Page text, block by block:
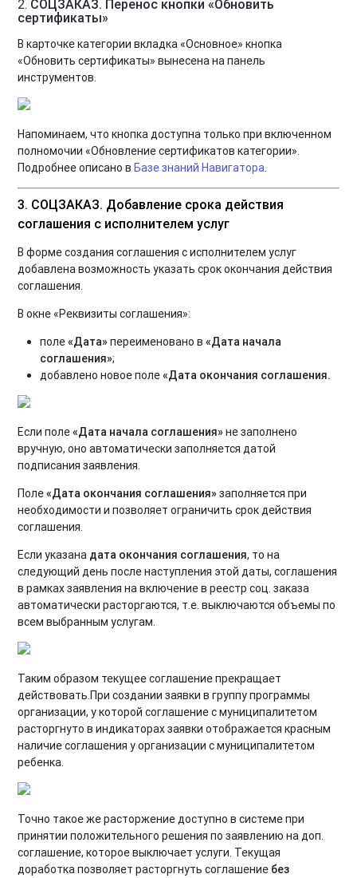
2. СОЦЗАКАЗ. Перенос кнопки «Обновить
сертификаты»
В карточке категории вкладка «Основное» кнопка
«Обновить сертификаты» вынесена на панель
инструментов.
Напоминаем, что кнопка доступна только при включенном
полномочии «Обновление сертификатов категории».
Подробнее описано вБазе знаний Навигатора.
3. СОЦЗАКАЗ. Добавление срока действия
соглашения с исполнителем услуг
В форме создания соглашения с исполнителем услуг
добавлена возможность указать срок окончания действия
соглашения.
В окне «Реквизиты соглашения»:
поле«Дата» переименовано в«Дата начала
соглашения»;
добавлено новое поле«Дата окончания соглашения.
Если поле«Дата начала соглашения» не заполнено
вручную, оно автоматически заполняется датой
подписания заявления.
Поле«Дата окончания соглашения» заполняется при
необходимости и позволяет ограничить срок действия
соглашения.
Если указана дата окончания соглашения, то на
следующий день после наступления этой даты, соглашения
в рамках заявления на включение в реестр соц. заказа
автоматически расторгаются, т.е. выключаются объемы по
всем выбранным услугам.
Таким образом текущее соглашение прекращает
действовать.При создании заявки в группу программы
организации, у которой соглашение с муниципалитетом
расторгнуто в индикаторах заявки отображается красным
наличие соглашения у организации с муниципалитетом
ребенка.
Точно такое же расторжение доступно в системе при
принятии положительного решения по заявлению на доп.
соглашение, которое выключает услуги. Текущая
доработка позволяет расторгнуть соглашение без